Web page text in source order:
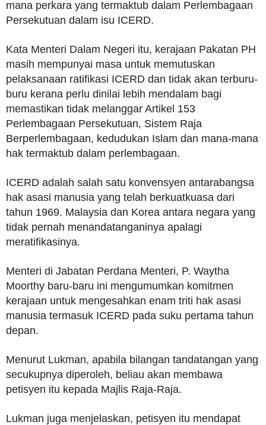
mana perkara yang termaktub dalam Perlembagaan
Persekutuan dalam isu ICERD.
Kata Menteri Dalam Negeri itu, kerajaan Pakatan PH
masih mempunyai masa untuk memutuskan
pelaksanaan ratifikasi ICERD dan tidak akan terburu-
buru kerana perlu dinilai lebih mendalam bagi
memastikan tidak melanggar Artikel 153
Perlembagaan Persekutuan, Sistem Raja
Berperlembagaan, kedudukan Islam dan mana-mana
hak termaktub dalam perlembagaan.
ICERD adalah salah satu konvensyen antarabangsa
hak asasi manusia yang telah berkuatkuasa dari
tahun 1969. Malaysia dan Korea antara negara yang
tidak pernah menandatanganinya apalagi
meratifikasinya.
Menteri di Jabatan Perdana Menteri, P. Waytha
Moorthy baru-baru ini mengumumkan komitmen
kerajaan untuk mengesahkan enam triti hak asasi
manusia termasuk ICERD pada suku pertama tahun
depan.
Menurut Lukman, apabila bilangan tandatangan yang
secukupnya diperoleh, beliau akan membawa
petisyen itu kepada Majlis Raja-Raja.
Lukman juga menjelaskan, petisyen itu mendapat